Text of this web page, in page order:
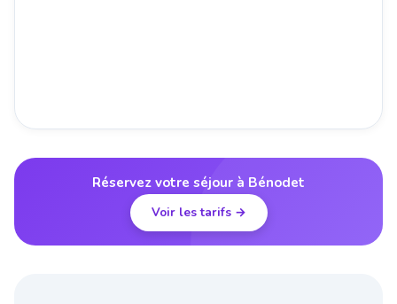
Réservez votre séjour à Bénodet
Voir les tarifs →